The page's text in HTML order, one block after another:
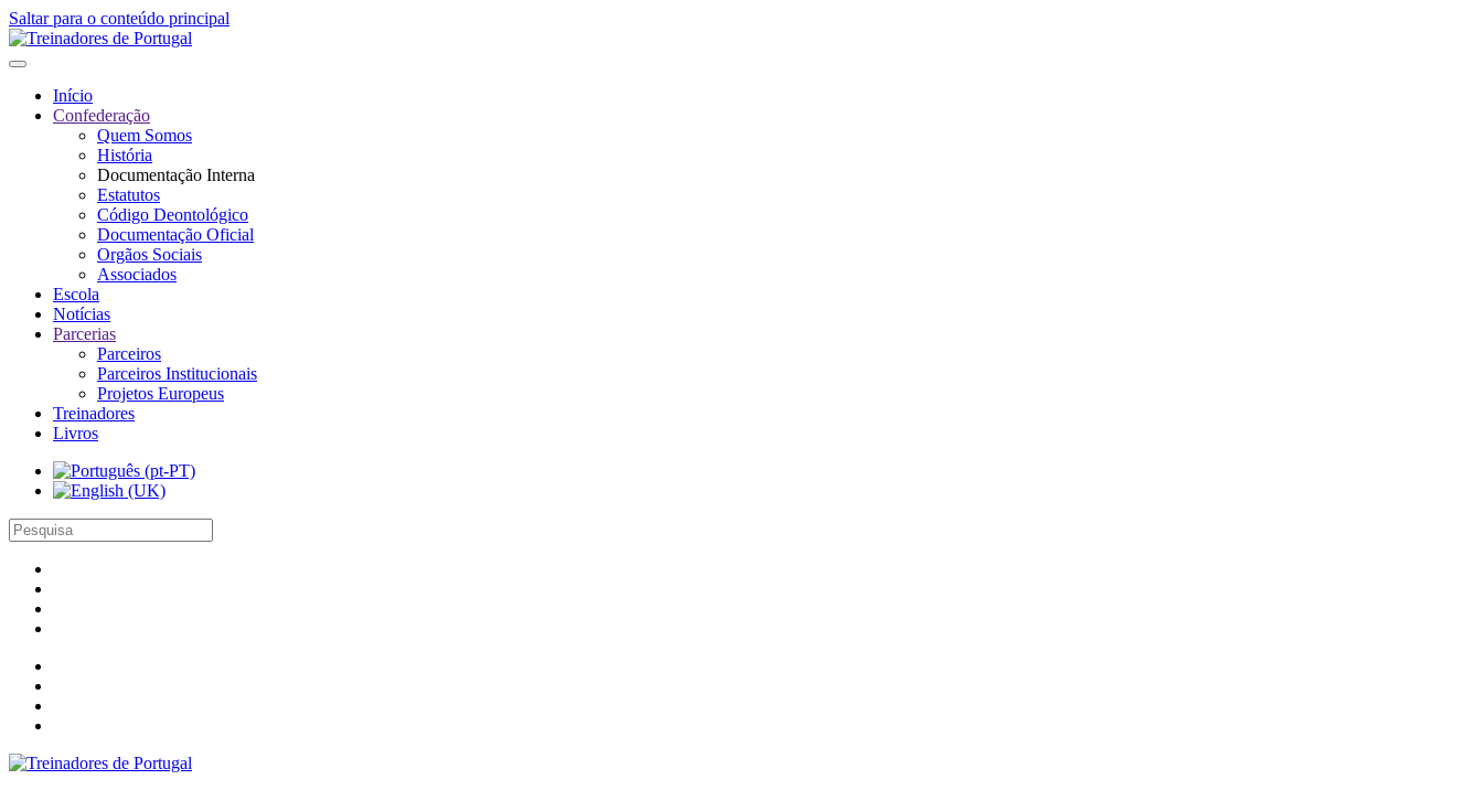
Saltar para o conteúdo principal
Início
Confederação
Quem Somos
História
Documentação Interna
Estatutos
Código Deontológico
Documentação Oficial
Orgãos Sociais
Associados
Escola
Notícias
Parcerias
Parceiros
Parceiros Institucionais
Projetos Europeus
Treinadores
Livros